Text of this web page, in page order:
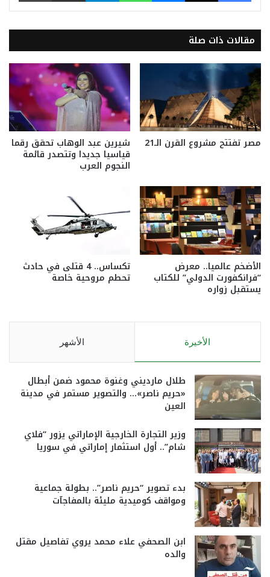
مقالات ذات صلة
مصر تفتتح مشروع القرن الـ21 شيرين عبد الوهاب تحقق رقما
قياسيا جديدا وتتصدر قائمة
النجوم العرب
الأضخم عالميا.. معرض
“فرانكفورت الدولي” للكتاب
يستقبل زواره
تكساس.. 4 قتلى في حادث
تحطم مروحية خاصة
الأخيرة الأشهر
طلال مارديني وغنوة محمود ضمن أبطال
«حريم ناصر»… والتصوير مستمر في مدينة
العين
وزير التجارة الخارجية الإماراتي يزور “فلاي
شام”.. أول استثمار إماراتي في سوريا
بدء تصوير “حريم ناصر”.. بطولة جماعية
ومواقف كوميدية مليئة بالمفاجآت
ابن الصحفي علاء محمد يروي تفاصيل مقتل
والده